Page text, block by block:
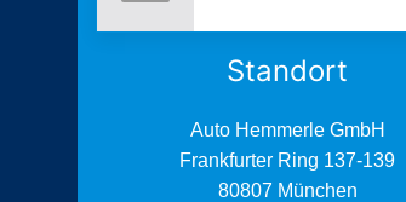
Standort
Auto Hemmerle GmbH
Frankfurter Ring 137-139
80807 München